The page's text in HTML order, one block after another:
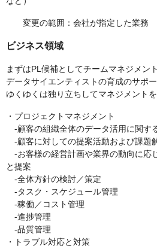
変更の範囲：会社が指定した業務
ビジネス領域
まずはPL候補としてチームマネジメン
データサイエンティストの育成のサポ
ゆくゆくは独り立ちしてマネジメント
・プロジェクトマネジメント
-顧客の組織全体のデータ活用に関す
-顧客に対しての提案活動および課題
-お客様の経営計画や業界の動向に応
と提案
-全体方針の検討／策定
-タスク・スケジュール管理
-稼働／コスト管理
-進捗管理
-品質管理
・トラブル対応と対策